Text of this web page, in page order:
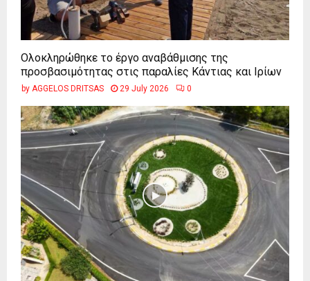
Ολοκληρώθηκε το έργο αναβάθμισης της
προσβασιμότητας στις παραλίες Κάντιας και Ιρίων
by AGGELOS DRITSAS 29 July 2026 0